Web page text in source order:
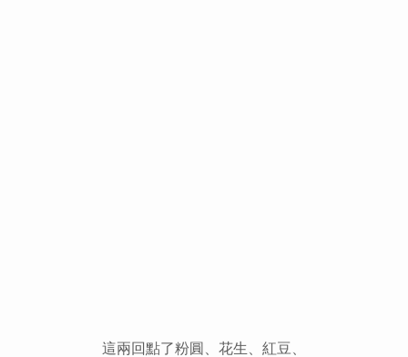
這兩回點了粉圓、花生、紅豆、